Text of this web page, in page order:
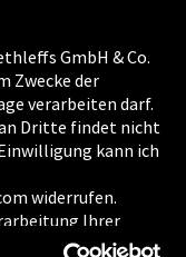
GmbH & Co.
Zwecke der
verarbeiten darf.
Dritte findet nicht
kann ich
widerrufen.
Ihrer
über